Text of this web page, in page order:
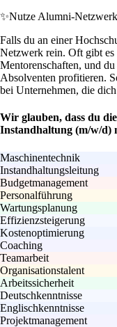
✨Nutze Alumni-
Falls du an einer
Netzwerk rein. Oft gibt es
Mentorenschaften, und
Absolventen profitieren.
bei Unternehmen, die
Wir glauben, dass du
Instandhaltung (m/w/d)
Maschinentechnik
Instandhaltungsleitung
Budgetmanagement
Personalführung
Wartungsplanung
Effizienzsteigerung
Kostenoptimierung
Coaching
Teamarbeit
Organisationstalent
Arbeitssicherheit
Deutschkenntnisse
Englischkenntnisse
Projektmanagement